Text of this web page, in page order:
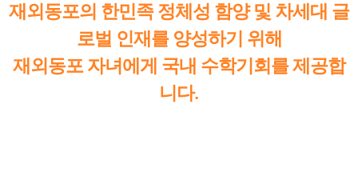
교육원 소개
교육원장 인사말
한국어
한글학교
재외동포의 한민족 정체성 함양 및 차세대 글
로벌 인재를 양성하기 위해
재외동포 자녀에게 국내 수학기회를 제공합
니다.